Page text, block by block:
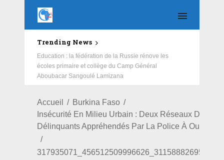
Trending News
Education : la fédération de la Russie rénove les
écoles primaire et collège du Camp Général
Aboubacar Sangoulé Lamizana
Accueil
Burkina Faso
Insécurité En Milieu Urbain : Deux Réseaux De
Délinquants Appréhendés Par La Police À